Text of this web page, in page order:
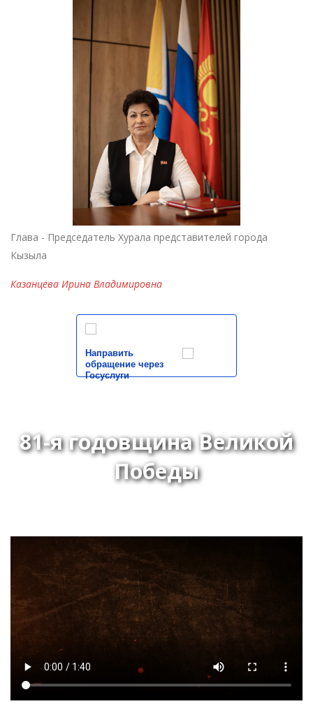
Глава - Председатель Хурала представителей города
Кызыла
Казанцева Ирина Владимировна
Направить
обращение через
Госуслуги
81-я годовщина Великой
Победы